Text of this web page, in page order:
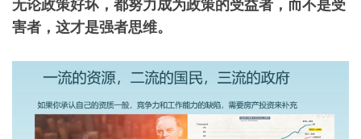
无论政策好坏，都努力成为政策的受益者，而不是受
害者，这才是强者思维。